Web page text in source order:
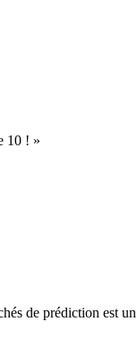
10 ! »
de prédiction est